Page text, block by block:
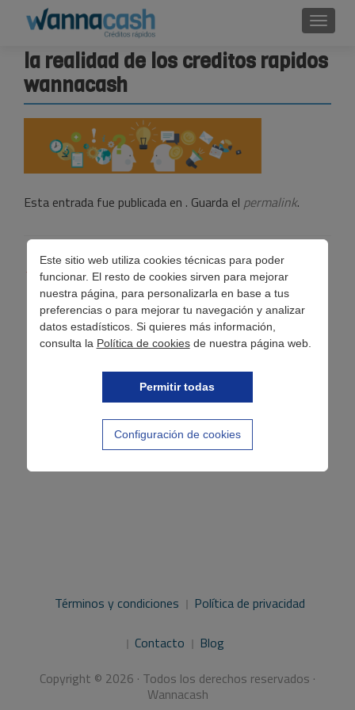
Este sitio web utiliza cookies técnicas para poder
funcionar. El resto de cookies sirven para mejorar
nuestra página, para personalizarla en base a tus
preferencias o para mejorar tu navegación y analizar
datos estadísticos. Si quieres más información,
consulta la Política de cookiesde nuestra página web.
Permitir todas
Configuración de cookies
la realidad de los creditos rapidos
wannacash
Esta entrada fue publicada en . Guarda el permalink.
Navegación
de
entradas
← La realidad de los créditos rápidos
Términos y condiciones Política de privacidad
Contacto
Blog
Copyright © 2026 · Todos los derechos reservados ·
Wannacash